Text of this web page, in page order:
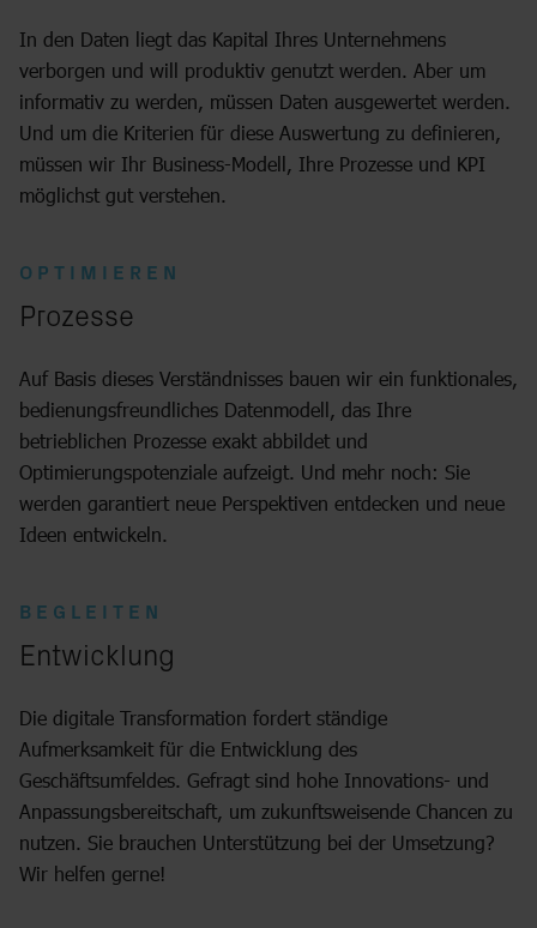
In den Daten liegt das Kapital Ihres Unternehmens
verborgen und will produktiv genutzt werden. Aber um
informativ zu werden, müssen Daten ausgewertet werden.
Und um die Kriterien für diese Auswertung zu definieren,
müssen wir Ihr Business-Modell, Ihre Prozesse und KPI
möglichst gut verstehen.
OPTIMIEREN
:Prozesse
Auf Basis dieses Verständnisses bauen wir ein funktionales,
bedienungsfreundliches Datenmodell, das Ihre
betrieblichen Prozesse exakt abbildet und
Optimierungspotenziale aufzeigt. Und mehr noch: Sie
werden garantiert neue Perspektiven entdecken und neue
Ideen entwickeln.
BEGLEITEN
:Entwicklung
Die digitale Transformation fordert ständige
Aufmerksamkeit für die Entwicklung des
Geschäftsumfeldes. Gefragt sind hohe Innovations- und
Anpassungsbereitschaft, um zukunftsweisende Chancen zu
nutzen. Sie brauchen Unterstützung bei der Umsetzung?
Wir helfen gerne!